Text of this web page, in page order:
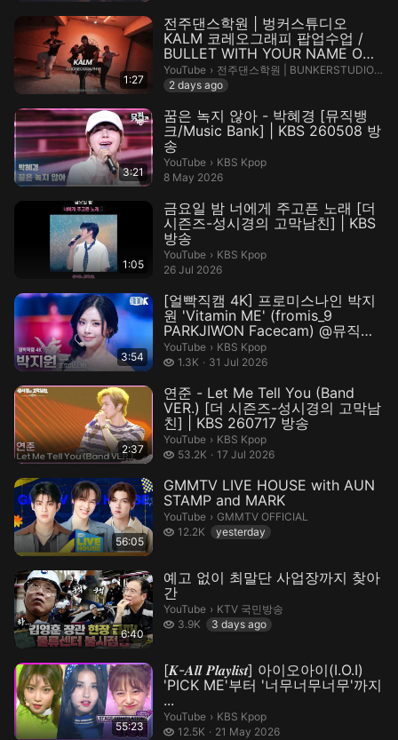
1:27
전주댄스학원 | 벙커스튜디오
KALM 코레오그래피 팝업수업 /
BULLET WITH YOUR NAME ON
IT
YouTube › 전주댄스학원 |
전주댄스학원 | BUNKERSTUDIO_JEONJU
2 days ago
3:21
꿈은 녹지 않아 - 박혜경 [뮤직뱅
크/Music Bank] | KBS 260508 방
송
YouTube › KBS Kpop.
KBS Kpop
8 May 2026
1:05
금요일 밤 너에게 주고픈 노래 [더
시즌즈-성시경의 고막남친] | KBS
방송
YouTube › KBS Kpop.
KBS Kpop
26 Jul 2026
3:54
[얼빡직캠 4K] 프로미스나인 박지
원 'Vitamin ME' (fromis_9
PARKJIWON Facecam) @뮤직뱅
크(Music ...
YouTube › KBS Kpop.
KBS Kpop
1.3K
1.3 thousand views
31 Jul 2026
2:37
연준 - Let Me Tell You (Band
VER.) [더 시즌즈-성시경의 고막남
친] | KBS 260717 방송
YouTube › KBS Kpop.
KBS Kpop
53.2K
53.2 thousand views
17 Jul 2026
56:05
GMMTV LIVE HOUSE with AUN
STAMP and MARK
YouTube › GMMTV OFFICIAL​​.
GMMTV OFFICIAL​​
12.2K
12.2 thousand views
yesterday
6:40
예고 없이 최말단 사업장까지 찾아
간
YouTube › KTV 국민방송.
KTV 국민방송
3.9K
3.9 thousand views
3 days ago
55:23
[𝑲-𝑨𝒍𝒍 𝑷𝒍𝒂𝒚𝒍𝒊𝒔𝒕] 아이오아이(I.O.I)
'PICK ME'부터 '너무너무너무'까지
...
YouTube › KBS Kpop.
KBS Kpop
12.5K
12.5 thousand views
21 May 2026